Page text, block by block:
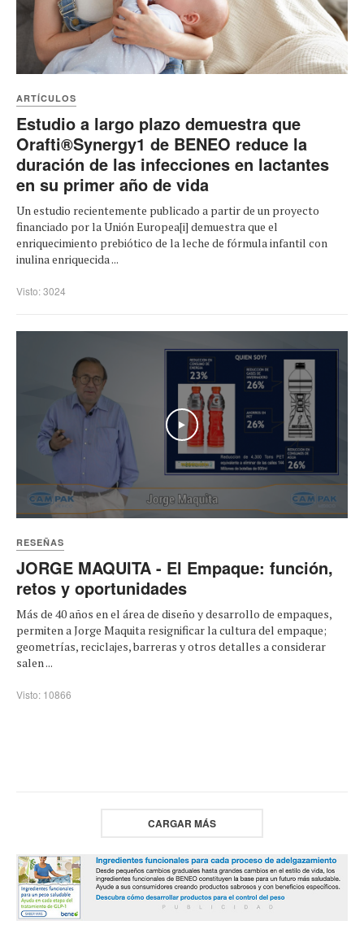
ARTÍCULOS
Estudio a largo plazo demuestra que
Orafti®Synergy1 de BENEO reduce la
duración de las infecciones en lactantes
en su primer año de vida
Un estudio recientemente publicado a partir de un proyecto
financiado por la Unión Europea[i] demuestra que el
enriquecimiento prebiótico de la leche de fórmula infantil con
inulina enriquecida ...
Visto: 3024
Play
RESEÑAS
JORGE MAQUITA - El Empaque: función,
retos y oportunidades
Más de 40 años en el área de diseño y desarrollo de empaques,
permiten a Jorge Maquita resignificar la cultura del empaque;
geometrías, reciclajes, barreras y otros detalles a considerar
salen ...
Visto: 10866
CARGAR MÁS